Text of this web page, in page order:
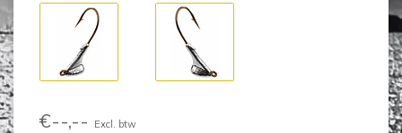
€--,-- Excl. btw